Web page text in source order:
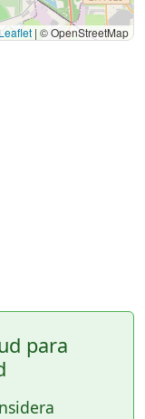
| © OpenStreetMap
para